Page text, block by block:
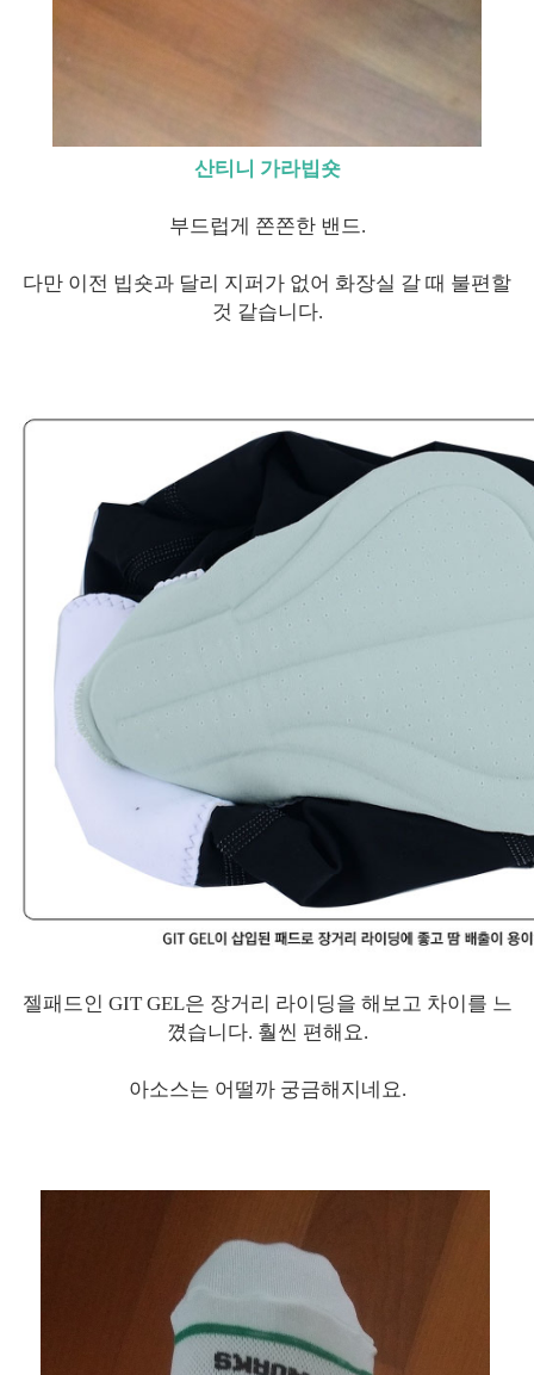
산티니 가라빕숏
부드럽게 쫀쫀한 밴드.
다만 이전 빕숏과 달리 지퍼가 없어 화장실 갈 때 불편할
것 같습니다.
젤패드인 GIT GEL은 장거리 라이딩을 해보고 차이를 느
꼈습니다. 훨씬 편해요.
아소스는 어떨까 궁금해지네요.